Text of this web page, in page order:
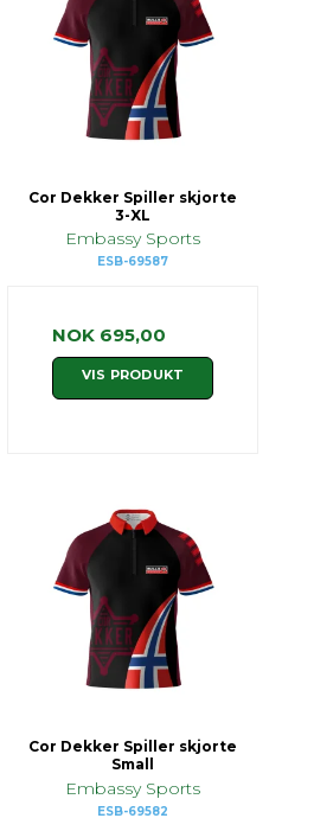
Cor Dekker Spiller skjorte
3-XL
Embassy Sports
ESB-69587
NOK 695,00
VIS PRODUKT
Cor Dekker Spiller skjorte
Small
Embassy Sports
ESB-69582